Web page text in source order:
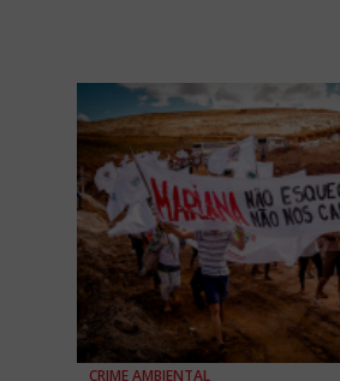
CRIME AMBIENTAL